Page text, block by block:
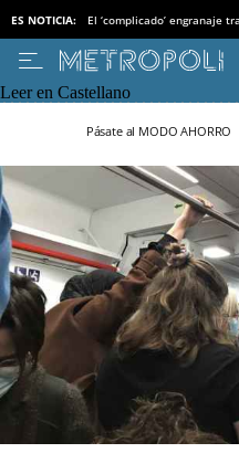
ES NOTICIA: El ‘complicado’ engranaje
Leer en Castellano
Pásate al MODO AHORRO